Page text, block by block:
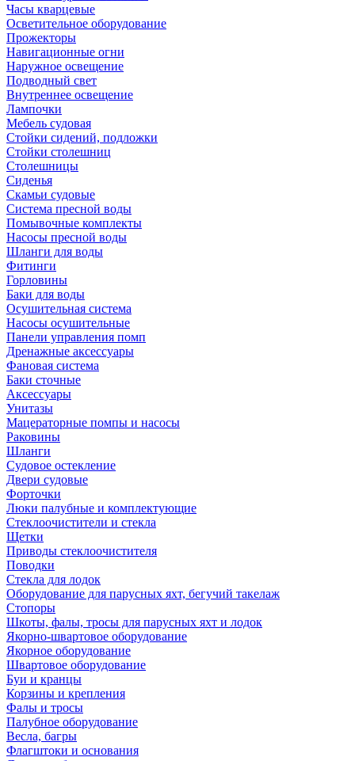
Часы кварцевые
Осветительное оборудование
Прожекторы
Навигационные огни
Наружное освещение
Подводный свет
Внутреннее освещение
Лампочки
Мебель судовая
Стойки сидений, подложки
Стойки столешниц
Столешницы
Сиденья
Скамьи судовые
Система пресной воды
Помывочные комплекты
Насосы пресной воды
Шланги для воды
Фитинги
Горловины
Баки для воды
Осушительная система
Насосы осушительные
Панели управления помп
Дренажные аксессуары
Фановая система
Баки сточные
Аксессуары
Унитазы
Мацераторные помпы и насосы
Раковины
Шланги
Судовое остекление
Двери судовые
Форточки
Люки палубные и комплектующие
Стеклоочистители и стекла
Щетки
Приводы стеклоочистителя
Поводки
Стекла для лодок
Оборудование для парусных яхт, бегучий такелаж
Стопоры
Шкоты, фалы, тросы для парусных яхт и лодок
Якорно-швартовое оборудование
Якорное оборудование
Швартовое оборудование
Буи и кранцы
Корзины и крепления
Фалы и тросы
Палубное оборудование
Весла, багры
Флагштоки и основания